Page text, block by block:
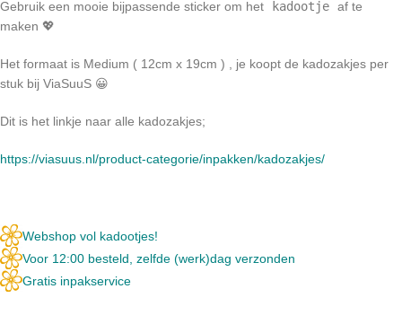
Gebruik een mooie bijpassende sticker om het kadootje af te
maken 💖
Het formaat is Medium ( 12cm x 19cm ) , je koopt de kadozakjes per
stuk bij ViaSuuS 😀
Dit is het linkje naar alle kadozakjes;
https://viasuus.nl/product-categorie/inpakken/kadozakjes/
Webshop vol kadootjes!
Voor 12:00 besteld, zelfde (werk)dag verzonden
Gratis inpakservice